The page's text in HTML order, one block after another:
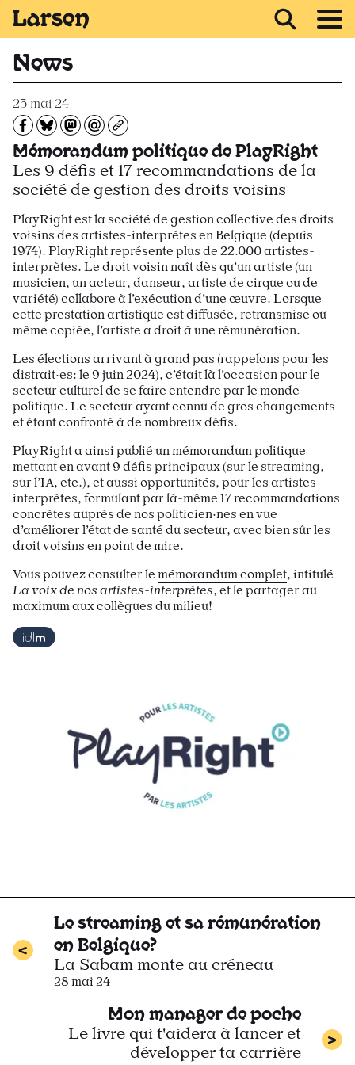
News
23 mai 24
Partagez sur Facebook
Partager sur Bluesky
Partager sur Mastodon
Partagez par e-mail
Copiez l’url
Mémorandum politique de PlayRight
Les 9 défis et 17 recommandations de la
société de gestion des droits voisins
PlayRight est la société de gestion collective des droits
voisins des artistes-interprètes en Belgique (depuis
1974). PlayRight représente plus de 22.000 artistes-
interprètes. Le droit voisin naît dès qu’un artiste (un
musicien, un acteur, danseur, artiste de cirque ou de
variété) collabore à l’exécution d’une œuvre. Lorsque
cette prestation artistique est diffusée, retransmise ou
même copiée, l’artiste a droit à une rémunération.
Les élections arrivant à grand pas (rappelons pour les
distrait·es: le 9 juin 2024), c’était là l’occasion pour le
secteur culturel de se faire entendre par le monde
politique. Le secteur ayant connu de gros changements
et étant confronté à de nombreux défis.
PlayRight a ainsi publié un mémorandum politique
mettant en avant 9 défis principaux (sur le streaming,
sur l’IA, etc.), et aussi opportunités, pour les artistes-
interprètes, formulant par là-même 17 recommandations
concrètes auprès de nos politicien·nes en vue
d’améliorer l’état de santé du secteur, avec bien sûr les
droit voisins en point de mire.
Vous pouvez consulter le mémorandum complet, intitulé
La voix de nos artistes-interprètes, et le partager au
maximum aux collègues du milieu!
Le streaming et sa rémunération
en Belgique?
La Sabam monte au créneau
28 mai 24
Mon manager de poche
Le livre qui t'aidera à lancer et
développer ta carrière